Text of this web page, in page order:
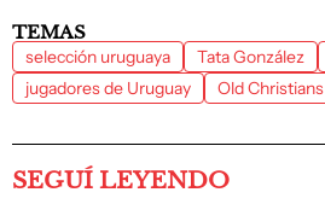
TEMAS
selección uruguaya Tata González
jugadores de Uruguay
Old Christians
SEGUÍ LEYENDO